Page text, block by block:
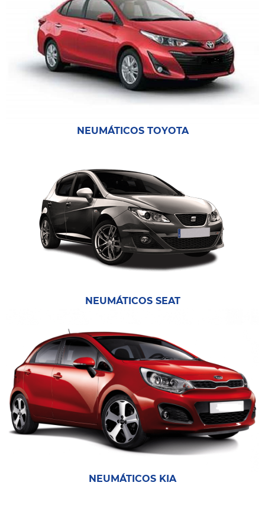
NEUMÁTICOS TOYOTA
NEUMÁTICOS SEAT
NEUMÁTICOS KIA